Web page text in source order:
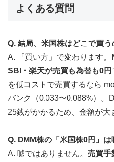
よくある質問
Q. 結局、米国株はどこで買
A. 「買い方」で変わります。
SBI・楽天が売買も為替も0円
を低コストで売買するなら
バンク（0.033〜0.088%）。
25銭がかかるため、金額が大
Q. DMM株の「米国株0円」は
A. 嘘ではありません。 売買手